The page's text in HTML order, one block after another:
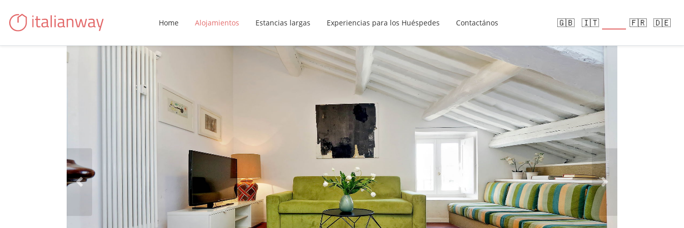
Home Alojamientos Estancias largas Experiencias para los Huéspedes Contactános 🇬🇧 🇮🇹 🇫🇷 🇩🇪